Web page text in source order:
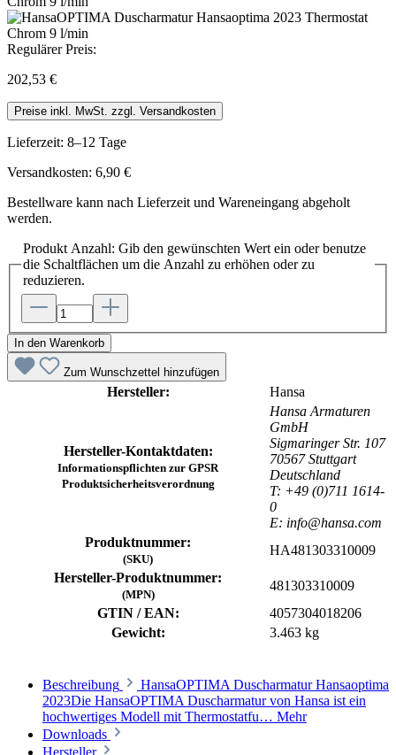
Regulärer Preis:
202,53 €
Preise inkl. MwSt. zzgl. Versandkosten
Lieferzeit: 8–12 Tage
Versandkosten: 6,90 €
Bestellware kann nach Lieferzeit und Wareneingang abgeholt
werden.
Produkt Anzahl: Gib den gewünschten Wert ein oder benutze
die Schaltflächen um die Anzahl zu erhöhen oder zu
reduzieren.
In den Warenkorb
Zum Wunschzettel hinzufügen
Hersteller: Hansa
Hersteller-Kontaktdaten:
Informationspflichten zur GPSR
Produktsicherheitsverordnung
Hansa Armaturen
GmbH
Sigmaringer Str. 107
70567 Stuttgart
Deutschland
T: +49 (0)711 1614-
0
E: info@hansa.com
Produktnummer:
(SKU)
HA481303310009
Hersteller-Produktnummer:
(MPN)
481303310009
GTIN / EAN:
4057304018206
Gewicht:
3.463 kg
Beschreibung
HansaOPTIMA Duscharmatur Hansaoptima
2023Die HansaOPTIMA Duscharmatur von Hansa ist ein
hochwertiges Modell mit Thermostatfu… Mehr
Downloads
Hersteller